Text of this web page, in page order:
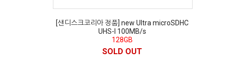
[샌디스크코리아 정품] new Ultra microSDHC
UHS-I 100MB/s
128GB
SOLD OUT